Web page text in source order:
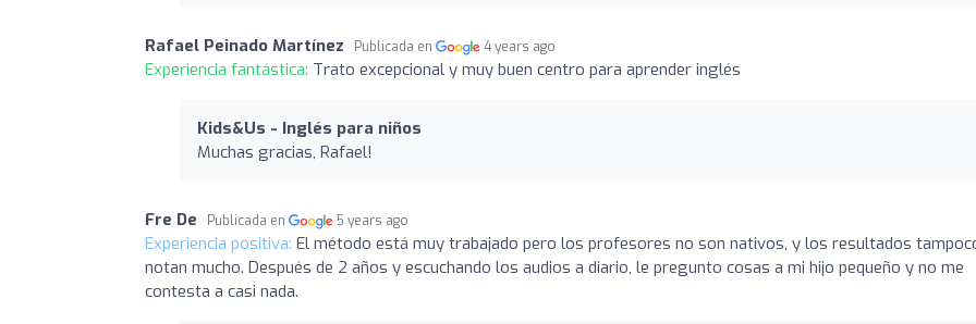
Rafael Peinado Martínez Publicada en 4 years ago
Experiencia fantástica: Trato excepcional y muy buen centro para aprender inglés
Kids&Us - Inglés para niños
Muchas gracias, Rafael!
Fre De Publicada en 5 years ago
Experiencia positiva: El método está muy trabajado pero los profesores no son nativos, y los resultados
notan mucho. Después de 2 años y escuchando los audios a diario, le pregunto cosas a mi hijo pequeño y no me
contesta a casi nada.